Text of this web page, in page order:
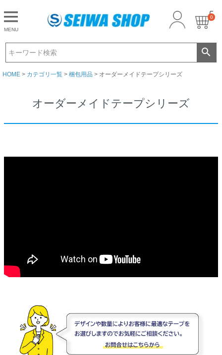
MENU
0
HOME カテゴリ一覧 梱包用品 オーダーメイドテープシリーズ
CLOSE
ログイン
ドリームパック
くりぴた浮きウキシリーズ
オーダーメイドテープシリーズ